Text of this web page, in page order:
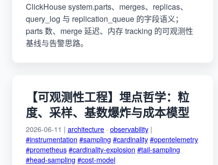
ClickHouse system.parts、merges、replicas、
query_log 与 replication_queue 的字段语义；
parts 数、merge 延迟、内存 tracking 的可观测性
基线与告警思路。
【可观测性工程】埋点哲学：粒
度、采样、基数爆炸与成本模型
2026-06-11 | architecture · observability |
#instrumentation #sampling #cardinality#opentelemetry
#prometheus#cardinality-explosion #tail-sampling
#head-sampling #cost-model